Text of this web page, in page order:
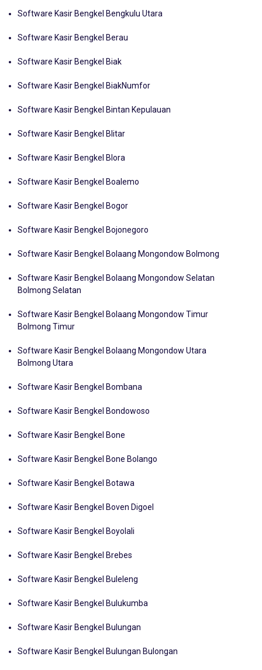
Software Kasir Bengkel Bengkulu Utara
Software Kasir Bengkel Berau
Software Kasir Bengkel Biak
Software Kasir Bengkel BiakNumfor
Software Kasir Bengkel Bintan Kepulauan
Software Kasir Bengkel Blitar
Software Kasir Bengkel Blora
Software Kasir Bengkel Boalemo
Software Kasir Bengkel Bogor
Software Kasir Bengkel Bojonegoro
Software Kasir Bengkel Bolaang Mongondow Bolmong
Software Kasir Bengkel Bolaang Mongondow Selatan
Bolmong Selatan
Software Kasir Bengkel Bolaang Mongondow Timur
Bolmong Timur
Software Kasir Bengkel Bolaang Mongondow Utara
Bolmong Utara
Software Kasir Bengkel Bombana
Software Kasir Bengkel Bondowoso
Software Kasir Bengkel Bone
Software Kasir Bengkel Bone Bolango
Software Kasir Bengkel Botawa
Software Kasir Bengkel Boven Digoel
Software Kasir Bengkel Boyolali
Software Kasir Bengkel Brebes
Software Kasir Bengkel Buleleng
Software Kasir Bengkel Bulukumba
Software Kasir Bengkel Bulungan
Software Kasir Bengkel Bulungan Bulongan